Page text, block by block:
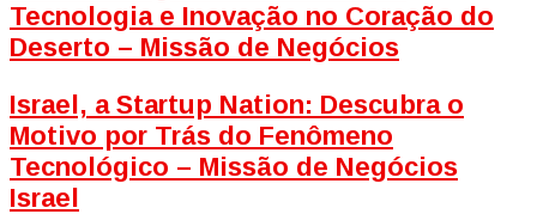
Tecnologia e Inovação no Coração do
Deserto – Missão de Negócios
Israel, a Startup Nation: Descubra o
Motivo por Trás do Fenômeno
Tecnológico – Missão de Negócios
Israel